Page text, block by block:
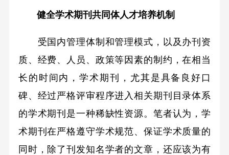
健全学术期刊共同体人才培养机制
受国内管理体制和管理模式，以及办刊资
质、经费、人员、政策等因素的制约，在相当
长的时间内，学术期刊，尤其是具备良好口
碑、经过严格评审程序进入相关期刊目录体系
的学术期刊是一种稀缺性资源。笔者认为，学
术期刊在严格遵守学术规范、保证学术质量的
同时，除了刊发知名学者的文章，还应该为有